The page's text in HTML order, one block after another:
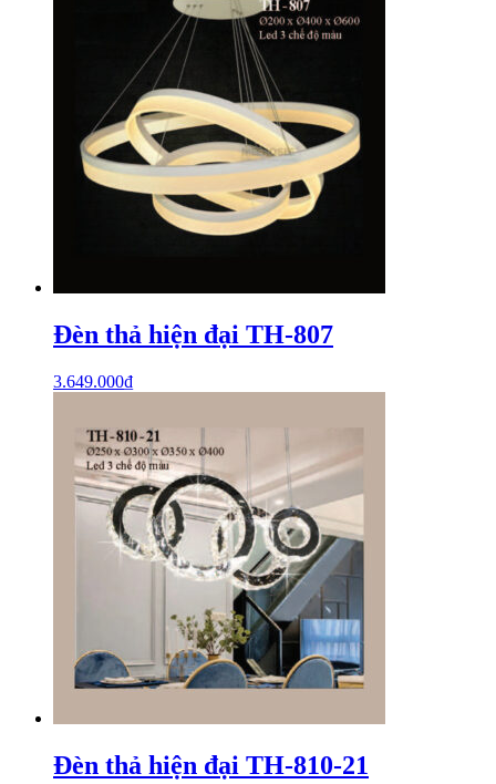
Đèn thả hiện đại TH-807
3.649.000₫
Đèn thả hiện đại TH-810-21